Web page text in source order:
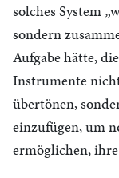
solches System
sondern
Aufgabe hätte,
Instrumente
übertönen,
einzufügen, um
ermöglichen, ihre